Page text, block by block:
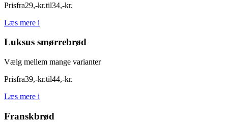
Prisfra29,-kr.til34,-kr.
Læs mere i
Luksus smørrebrød
Vælg mellem mange varianter
Prisfra39,-kr.til44,-kr.
Læs mere i
Franskbrød